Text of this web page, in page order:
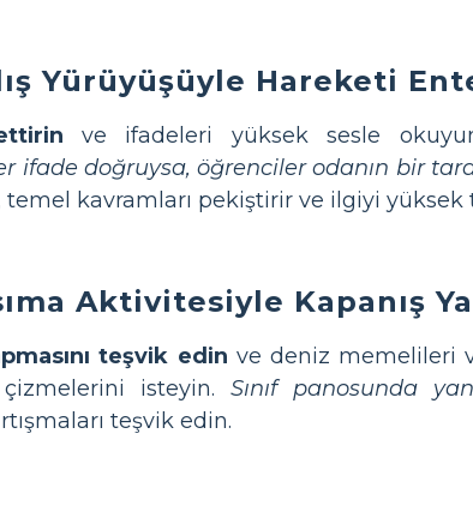
Yürüyüşüyle Hareketi
ve ifadeleri yüksek sesle
ifade doğruysa, öğrenciler odanın bir
kavramları pekiştirir ve ilgiyi yüksek
Aktivitesiyle Kapanış
teşvik edin ve deniz memelileri
isteyin. Sınıf panosunda
teşvik edin.